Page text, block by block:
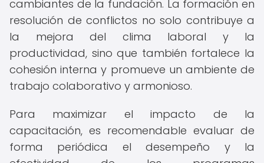
cambiantes de la fundación. La formación en
resolución de conflictos no solo contribuye a
la mejora del clima laboral y la
productividad, sino que también fortalece la
cohesión interna y promueve un ambiente de
trabajo colaborativo y armonioso.
Para maximizar el impacto de la
capacitación, es recomendable evaluar de
forma periódica el desempeño y la